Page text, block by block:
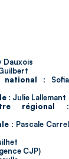
Dauxois
national : Sofia
: Julie Lallemant
régional :
: Pascale Carrel
CJP)